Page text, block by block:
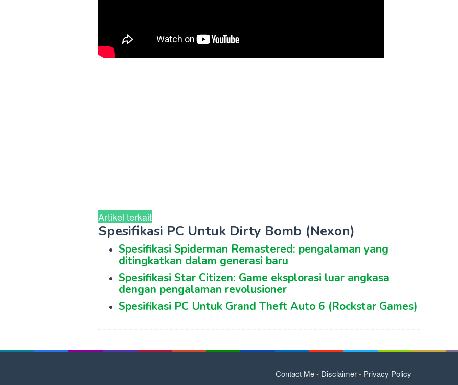
Artikel terkait
Spesifikasi PC Untuk Dirty Bomb (Nexon)
Spesifikasi Spiderman Remastered: pengalaman yang
ditingkatkan dalam generasi baru
Spesifikasi Star Citizen: Game eksplorasi luar angkasa
dengan pengalaman revolusioner
Spesifikasi PC Untuk Grand Theft Auto 6 (Rockstar Games)
Contact Me- Disclaimer- Privacy Policy